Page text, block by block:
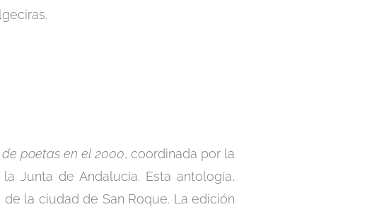
poetas en el 2000, coordinada por la
Junta de Andalucía. Esta antología,
la ciudad de San Roque. La edición